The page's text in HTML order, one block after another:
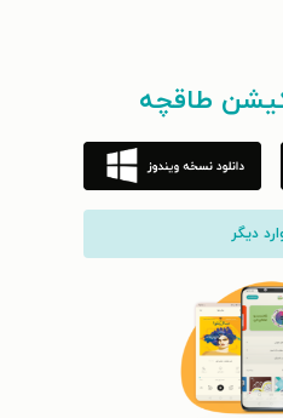
طاقچه
دیگر